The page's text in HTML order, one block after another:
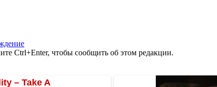
Ctrl+Enter, чтобы сообщить об этом редакции.